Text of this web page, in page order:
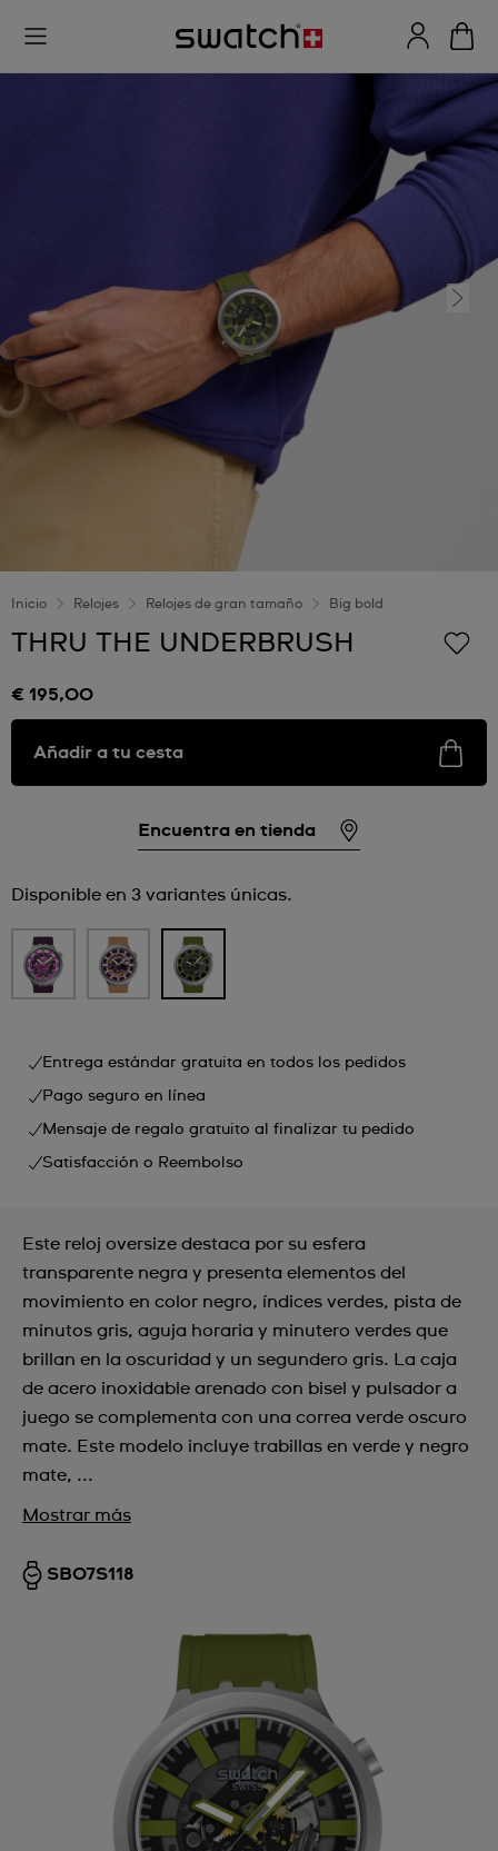
Inicio Relojes Relojes de gran tamaño Big bold
THRU THE UNDERBRUSH
€ 195,00
Añadir a tu cesta
Encuentra en tienda
Disponible en 3 variantes únicas.
Entrega estándar gratuita en todos los pedidos
Pago seguro en línea
Mensaje de regalo gratuito al finalizar tu pedido
Satisfacción o Reembolso
Este reloj oversize destaca por su esfera
transparente negra y presenta elementos del
movimiento en color negro, índices verdes, pista de
minutos gris, aguja horaria y minutero verdes que
brillan en la oscuridad y un segundero gris. La caja
de acero inoxidable arenado con bisel y pulsador a
juego se complementa con una correa verde oscuro
mate. Este modelo incluye trabillas en verde y negro
mate, ...
Mostrar más
SB07S118